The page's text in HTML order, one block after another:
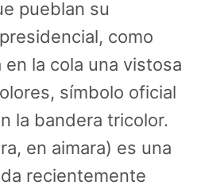
pueblan su
como
la cola una vistosa
símbolo oficial
la bandera tricolor.
en aimara) es una
recientemente